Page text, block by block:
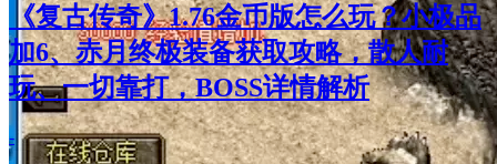
《复古传奇》1.76金币版怎么玩？小极品
加6、赤月终极装备获取攻略，散人耐
玩、一切靠打，BOSS详情解析
-